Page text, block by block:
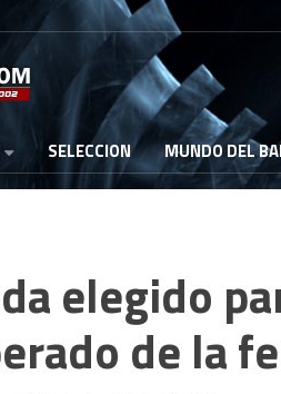
SELECCION MUNDO DEL
elegido
de la